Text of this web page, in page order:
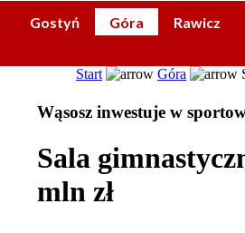
Gostyń Góra Rawicz
Start Góra
Wąsosz inwestuje w
Sala
mln zł